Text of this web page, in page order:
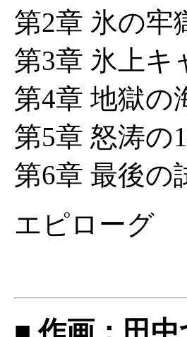
第2章 氷の牢
第3章 氷上キ
第4章 地獄の
第5章 怒涛の
第6章 最後の
エピローグ